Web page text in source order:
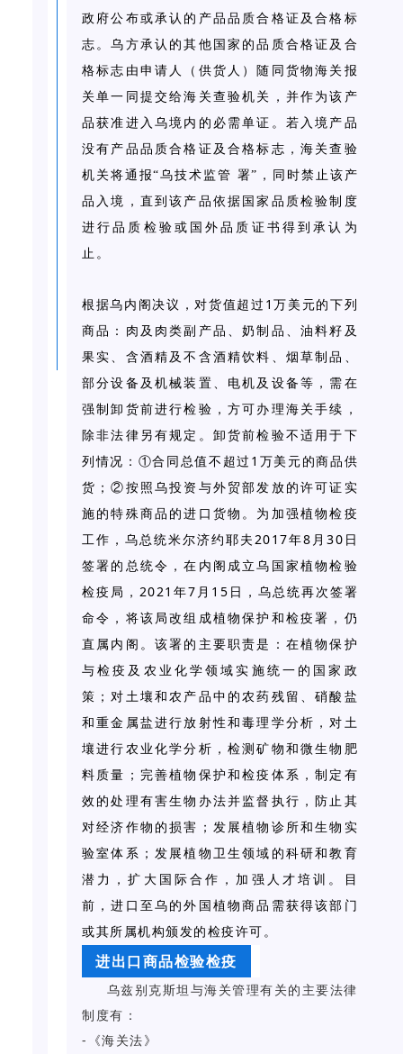
政府公布或承认的产品品质合格证及合格标
志。乌方承认的其他国家的品质合格证及合
格标志由申请人（供货人）随同货物海关报
关单一同提交给海关查验机关，并作为该产
品获准进入乌境内的必需单证。若入境产品
没有产品品质合格证及合格标志，海关查验
机关将通报“乌技术监管 署”，同时禁止该产
品入境，直到该产品依据国家品质检验制度
进行品质检验或国外品质证书得到承认为
止。
根据乌内阁决议，对货值超过 1万美元的下列
商品：肉及肉类副产品、奶制品、油料籽及
果实、含酒精及不含酒精饮料、烟草制品、
部分设备及机械装置、电机及设备等，需在
强制卸货前进行检验，方可办理海关手续，
除非法律另有规定。卸货前检验不适用于下
列情况：①合同总值不超过 1 万美元的商品供
货；②按照乌投资与外贸部发放的许可证实
施的特殊商品的进口货物。为加强植物检疫
工作，乌总统米尔济约耶夫 2017年8 月30 日
签署的总统令，在内阁成立乌国家植物检验
检疫局， 2021 年7 月 15 日，乌总统再次签署
命令，将该局改组成植物保护和检疫署，仍
直属内阁。该署的主要职责是：在植物保护
与检疫及农业化学领域实施统一的国家政
策；对土壤和农产品中的农药残留、硝酸盐
和重金属盐进行放射性和毒理学分析，对土
壤进行农业化学分析，检测矿物和微生物肥
料质量；完善植物保护和检疫体系，制定有
效的处理有害生物办法并监督执行，防止其
对经济作物的损害；发展植物诊所和生物实
验室体系；发展植物卫生领域的科研和教育
潜力，扩大国际合作，加强人才培训。目
前，进口至乌的外国植物商品需获得该部门
或其所属机构颁发的检疫许可。
进出口商品检验检疫
乌兹别克斯坦与海关管理有关的主要法律
制度有：
-《海关法》